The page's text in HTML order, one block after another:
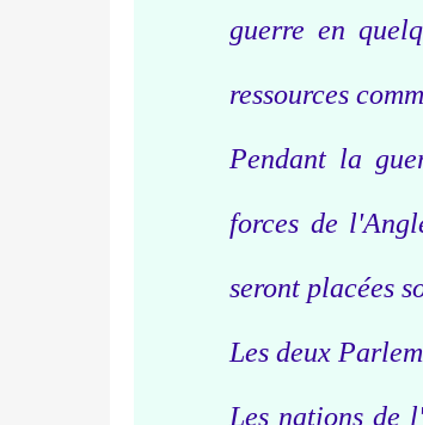
guerre en
ressources
Pendant la
forces de
seront placées
Les deux
Les nations de